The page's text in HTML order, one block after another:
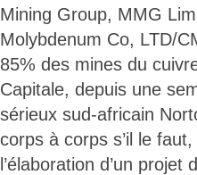
Mining Group, MMG
Molybdenum Co, LTD/
85% des mines du
Capitale, depuis une
sérieux sud-africain
corps à corps s’il le
l’élaboration d’un